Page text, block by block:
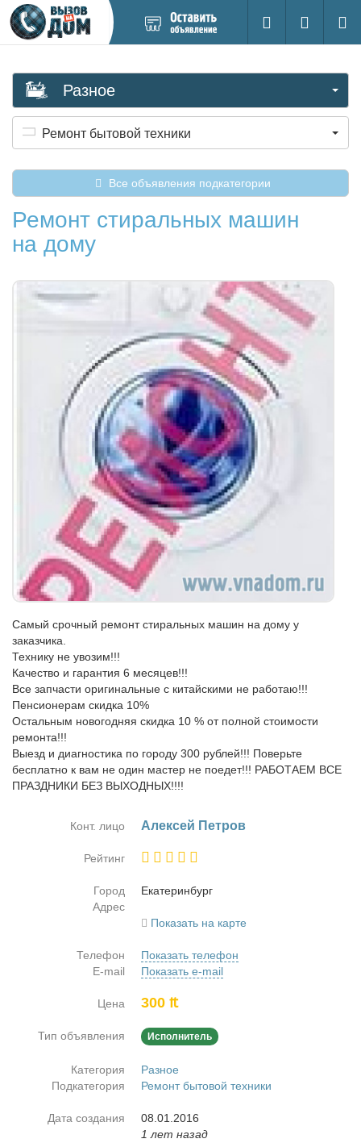
новое
Поиск
Вход на
Разное
Ремонт бытовой техники
Все объявления подкатегории
Ремонт стиральных машин
на дому
Самый срочный ремонт стиральных машин на дому у
заказчика.
Технику не увозим!!!
Качество и гарантия 6 месяцев!!!
Все запчасти оригинальные с китайскими не работаю!!!
Пенсионерам скидка 10%
Остальным новогодняя скидка 10 % от полной стоимости
ремонта!!!
Выезд и диагностика по городу 300 рублей!!! Поверьте
бесплатно к вам не один мастер не поедет!!! РАБОТАЕМ ВСЕ
ПРАЗДНИКИ БЕЗ ВЫХОДНЫХ!!!!
Конт. лицо Алек­сей Пет­ров
Рейтинг
Город
Ека­те­рин­бург
Адрес
Показать на карте
Телефон
Показать телефон
E-mail
Показать e-mail
Цена 300 ₶
Тип объявления Исполнитель
Категория
Разное
Подкатегория
Ремонт бытовой техники
Дата создания
08.01.2016
1 лет назад